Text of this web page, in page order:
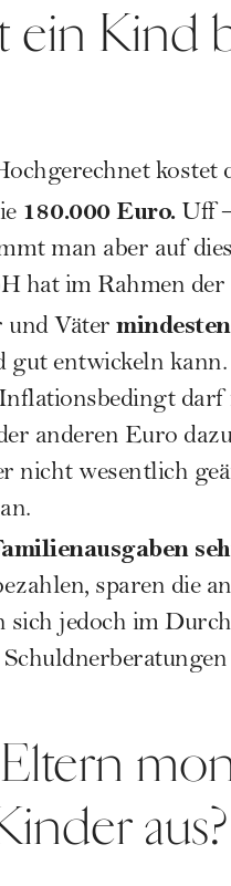
ein Kind
kostet
180.000 Euro.Uff –
man aber auf
hat im Rahmen
Väter
gut entwickeln kann.
darf
anderen Euro
nicht wesentlich
sparen die
sich jedoch im
aus?